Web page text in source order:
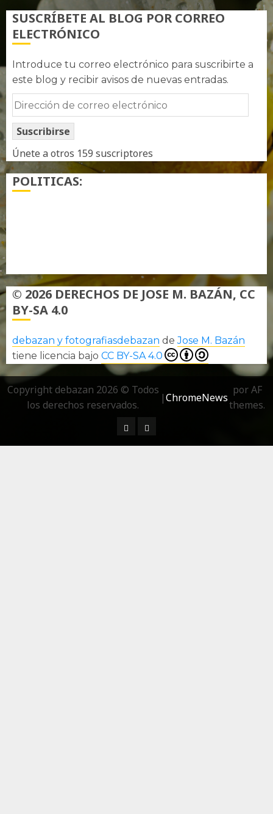
SUSCRÍBETE AL BLOG POR CORREO
ELECTRÓNICO
Introduce tu correo electrónico para suscribirte a
este blog y recibir avisos de nuevas entradas.
Dirección
de
correo
electrónico
Suscribirse
Únete a otros 159 suscriptores
POLITICAS:
© 2026 DERECHOS DE JOSE M. BAZÁN, CC
BY-SA 4.0
debazan y fotografiasdebazan deJose M. Bazán
tiene licencia bajo CC BY-SA 4.0
Copyright debazan 2026 © Todos
los derechos reservados.
|ChromeNews
por AF
themes.
¿ Quién soy…?
Más información sobre las